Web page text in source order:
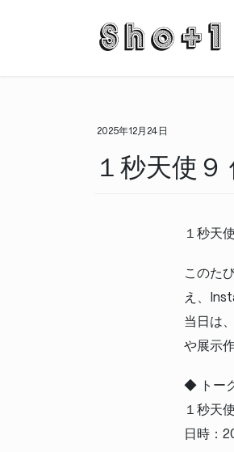
2025年12月24日
１秒天使
１秒天
このた
え、
当日は
や展示
◆ トー
１秒天
日時：